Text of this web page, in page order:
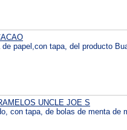
papel,con tapa, del producto
UNCLE JOE S
con tapa, de bolas de menta de